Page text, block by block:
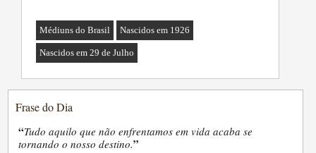
Médiuns do Brasil Nascidos em 1926
Nascidos em 29 de Julho
Frase do Dia
“Tudo aquilo que não enfrentamos em vida acaba se
tornando o nosso destino.”